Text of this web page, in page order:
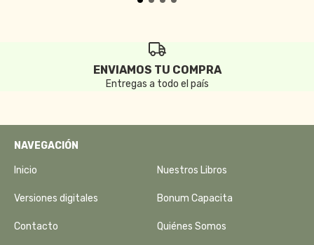
ENVIAMOS TU COMPRA
Entregas a todo el país
NAVEGACIÓN
Inicio Nuestros Libros
Versiones digitales Bonum Capacita
Contacto Quiénes Somos